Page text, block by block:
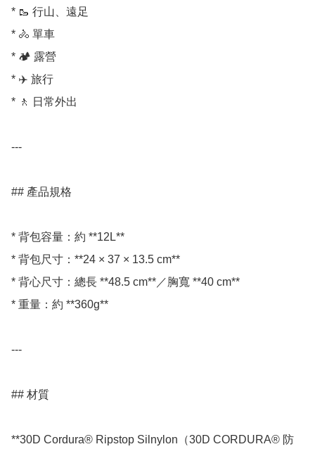
* 🥾 行山、遠足
* 🚴 單車
* 🏕️ 露營
* ✈️ 旅行
* 🚶 日常外出
---
## 產品規格
* 背包容量：約 **12L**
* 背包尺寸：**24 × 37 × 13.5 cm**
* 背心尺寸：總長 **48.5 cm**／胸寬 **40 cm**
* 重量：約 **360g**
---
## 材質
**30D Cordura® Ripstop Silnylon（30D CORDURA® 防